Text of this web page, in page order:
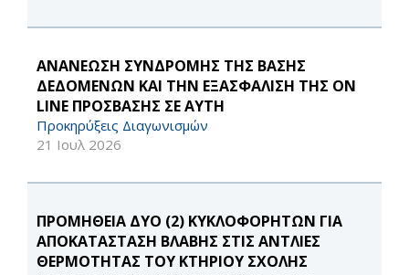
ΑΝΑΝΕΩΣΗ ΣΥΝΔΡΟΜΗΣ ΤΗΣ ΒΑΣΗΣ
ΔΕΔΟΜΕΝΩΝ ΚΑΙ ΤΗΝ ΕΞΑΣΦΑΛΙΣΗ ΤΗΣ ON
LINE ΠΡΟΣΒΑΣΗΣ ΣΕ ΑΥΤΗ
Προκηρύξεις Διαγωνισμών
21 Ιουλ 2026
ΠΡΟΜΗΘΕΙΑ ΔΥΟ (2) ΚΥΚΛΟΦΟΡΗΤΩΝ ΓΙΑ
ΑΠΟΚΑΤΑΣΤΑΣΗ ΒΛΑΒΗΣ ΣΤΙΣ ΑΝΤΛΙΕΣ
ΘΕΡΜΟΤΗΤΑΣ ΤΟΥ ΚΤΗΡΙΟΥ ΣΧΟΛΗΣ